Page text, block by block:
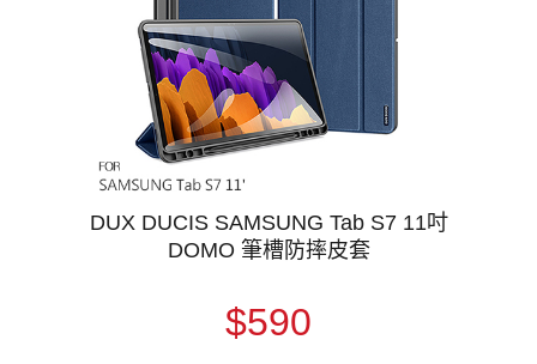
DUX DUCIS SAMSUNG Tab S7 11吋
DOMO 筆槽防摔皮套
$590